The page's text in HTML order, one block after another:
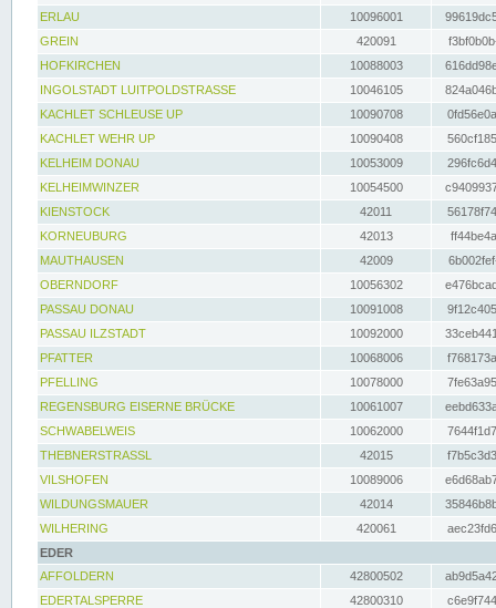
ERLAU
10096001
GREIN
420091
HOFKIRCHEN
10088003
INGOLSTADT LUITPOLDSTRASSE
10046105
KACHLET SCHLEUSE UP
10090708
KACHLET WEHR UP
10090408
KELHEIM DONAU
10053009
KELHEIMWINZER
10054500
KIENSTOCK
42011
KORNEUBURG
42013
MAUTHAUSEN
42009
OBERNDORF
10056302
PASSAU DONAU
10091008
PASSAU ILZSTADT
10092000
PFATTER
10068006
PFELLING
10078000
REGENSBURG EISERNE BRÜCKE
10061007
SCHWABELWEIS
10062000
THEBNERSTRASSL
42015
VILSHOFEN
10089006
WILDUNGSMAUER
42014
WILHERING
420061
EDER
AFFOLDERN
42800502
EDERTALSPERRE
42800310